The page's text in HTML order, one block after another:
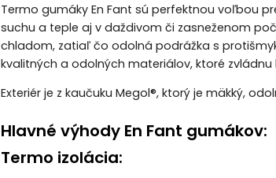
Termo gumáky En Fant sú perfektnou voľbou
suchu a teple aj v daždivom či zasneženom
chladom, zatiaľ čo odolná podrážka s
kvalitných a odolných materiálov, ktoré
Exteriér je z kaučuku Megol®, ktorý je mäkký,
Hlavné výhody En Fant gumákov:
Termo izolácia: